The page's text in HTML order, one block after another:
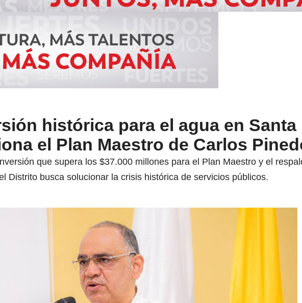
histórica para el agua en Santa
el Plan Maestro de Carlos
que supera los $37.000 millones para el Plan Maestro y el
Distrito busca solucionar la crisis histórica de servicios públicos.